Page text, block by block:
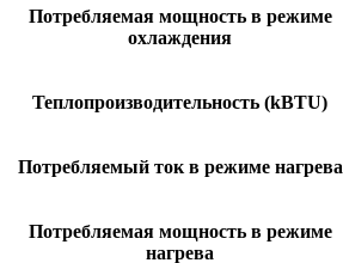
Потребляемая мощность в режиме
охлаждения
Теплопроизводительность (kBTU)
Потребляемый ток в режиме нагрева
Потребляемая мощность в режиме
нагрева